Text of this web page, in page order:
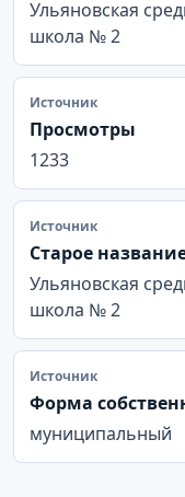
Ульяновская
школа № 2
Источник
Просмотры
1233
Источник
Старое
Ульяновская
школа № 2
Источник
Форма
муниципальный